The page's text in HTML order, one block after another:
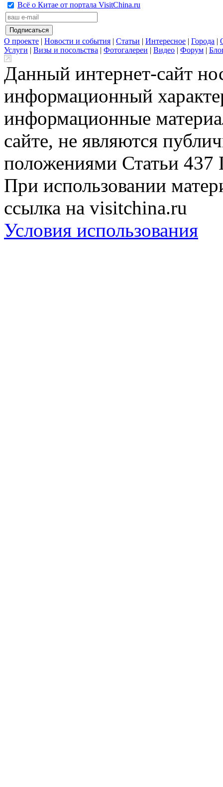
Всё о Китае от портала VisitChina.ru
О проекте | Новости и события | Статьи | Интересное | Города |
Услуги | Визы и посольства | Фотогалереи | Видео | Форум |
Данный интернет-сайт
информационный
информационные
сайте, не являются
положениями Статьи 437
При использовании
ссылка на visitchina.ru
Условия использования